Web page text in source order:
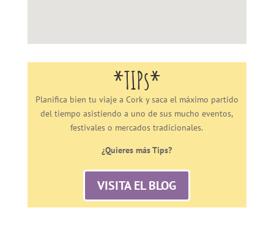
*TIPs*
Planifica bien tu viaje a Cork y saca el máximo partido
del tiempo asistiendo a uno de sus mucho eventos,
festivales o mercados tradicionales.
¿Quieres más Tips?
VISITA EL BLOG